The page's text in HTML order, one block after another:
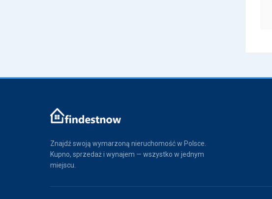
Znajdź swoją wymarzoną nieruchomość w Polsce.
Kupno, sprzedaż i wynajem — wszystko w jednym
miejscu.